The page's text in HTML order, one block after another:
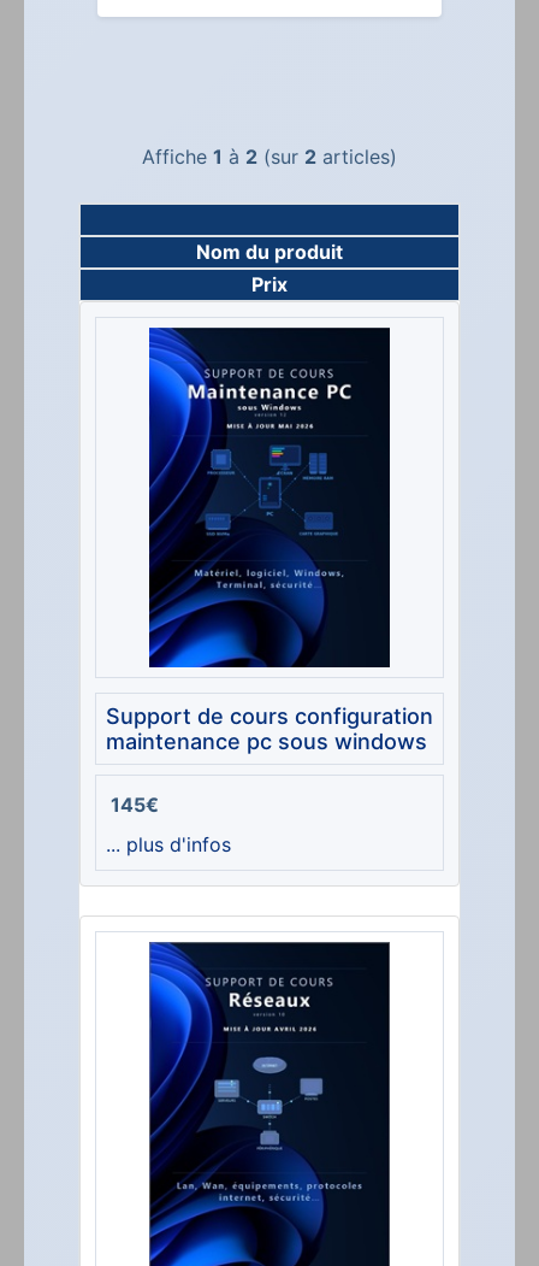
Affiche 1 à 2 (sur 2 articles)
Nom du produit
Prix
Support de cours configuration
maintenance pc sous windows
145€
... plus d'infos